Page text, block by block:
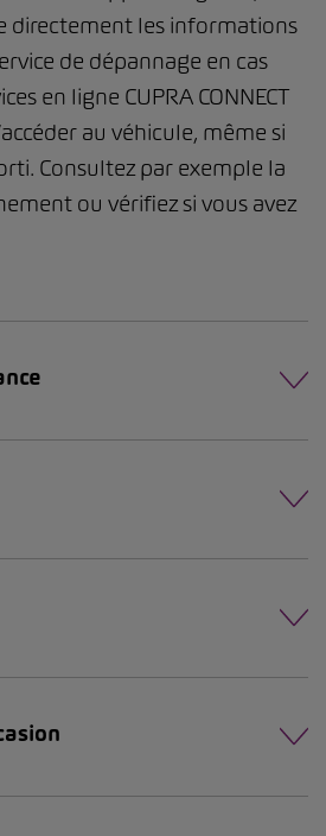
directement les informations
de dépannage en cas
en ligne CUPRA CONNECT
au véhicule, même si
Consultez par exemple la
ou vérifiez si vous avez